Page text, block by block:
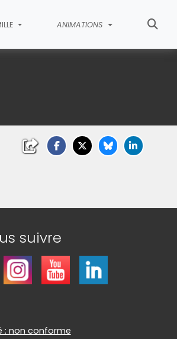
ANIMATIONS
suivre
: non conforme